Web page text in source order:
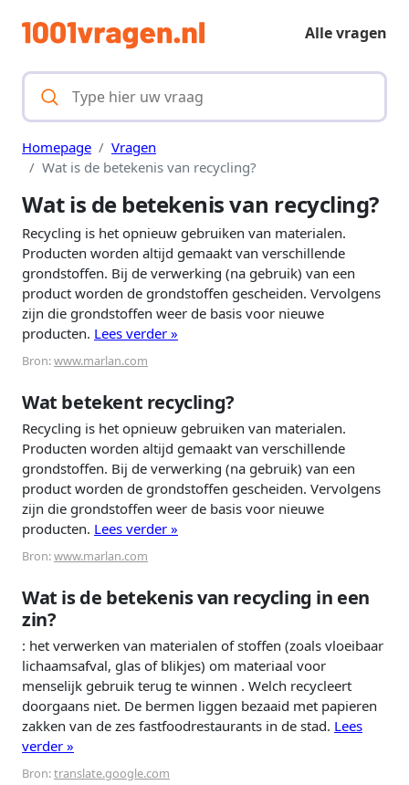
Alle vragen
Homepage
Vragen
Wat is de betekenis van recycling?
Wat is de betekenis van recycling?
Recycling is het opnieuw gebruiken van materialen.
Producten worden altijd gemaakt van verschillende
grondstoffen. Bij de verwerking (na gebruik) van een
product worden de grondstoffen gescheiden. Vervolgens
zijn die grondstoffen weer de basis voor nieuwe
producten. Lees verder »
Bron:www.marlan.com
Wat betekent recycling?
Recycling is het opnieuw gebruiken van materialen.
Producten worden altijd gemaakt van verschillende
grondstoffen. Bij de verwerking (na gebruik) van een
product worden de grondstoffen gescheiden. Vervolgens
zijn die grondstoffen weer de basis voor nieuwe
producten. Lees verder »
Bron:www.marlan.com
Wat is de betekenis van recycling in een
zin?
: het verwerken van materialen of stoffen (zoals vloeibaar
lichaamsafval, glas of blikjes) om materiaal voor
menselijk gebruik terug te winnen . Welch recycleert
doorgaans niet. De bermen liggen bezaaid met papieren
zakken van de zes fastfoodrestaurants in de stad. Lees
verder »
Bron:translate.google.com